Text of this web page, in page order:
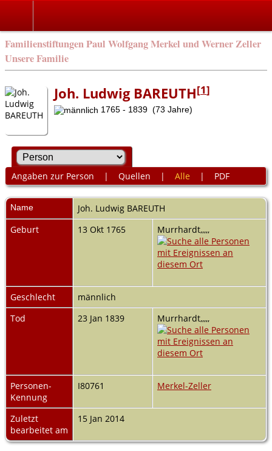
Familienstiftungen Paul Wolfgang Merkel und Werner Zeller
Unsere Familie
Joh. Ludwig BAREUTH[1]
1765 - 1839 (73 Jahre)
Angaben zur Person | Quellen | Alle | PDF
Name Joh. Ludwig BAREUTH
Geburt
13 Okt 1765 Murrhardt,,,,,
Geschlecht
männlich
Tod
23 Jan 1839 Murrhardt,,,,,
Personen-
Kennung
I80761 Merkel-Zeller
Zuletzt
bearbeitet am
15 Jan 2014